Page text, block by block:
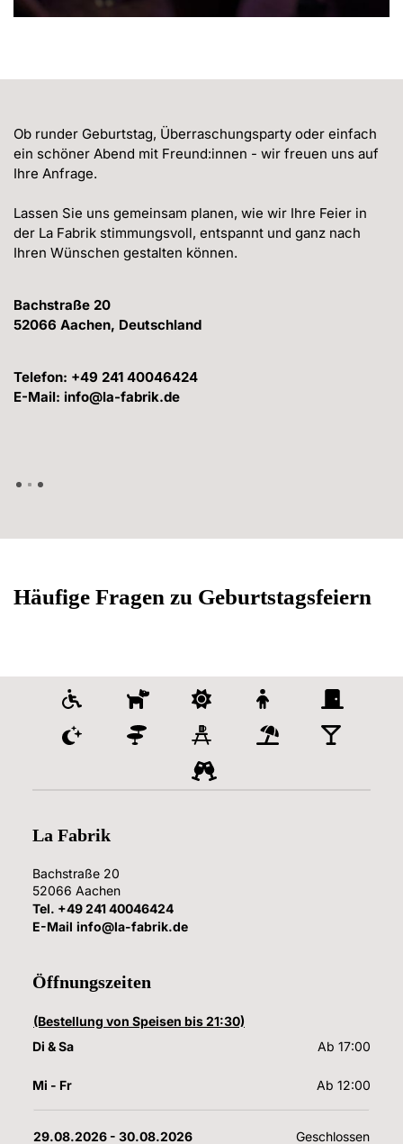
Ob runder Geburtstag, Überraschungsparty oder einfach
ein schöner Abend mit Freund:innen - wir freuen uns auf
Ihre Anfrage.
Lassen Sie uns gemeinsam planen, wie wir Ihre Feier in
der La Fabrik stimmungsvoll, entspannt und ganz nach
Ihren Wünschen gestalten können.
Bachstraße 20
52066 Aachen, Deutschland
Telefon: +49 241 40046424
E-Mail: info@la-fabrik.de
Häufige Fragen zu Geburtstagsfeiern
La Fabrik
Bachstraße 20
52066 Aachen
Tel. +49 241 40046424
E-Mail info@la-fabrik.de
Öffnungszeiten
(Bestellung von Speisen bis 21:30)
Di & Sa
Ab 17:00
Mi - Fr Ab 12:00
29.08.2026 - 30.08.2026 Geschlossen